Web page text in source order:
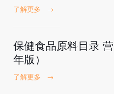
了解更多 →
保健食品原料目录
年版）
了解更多 →